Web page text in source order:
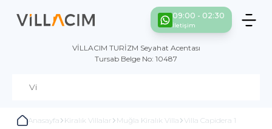
09:00 - 02:30
İletişim
VİLLACIM TURİZM Seyahat Acentası
Tursab Belge No: 10487
Anasayfa Kiralık Villalar Muğla Kiralık Villa Villa Capidera 1